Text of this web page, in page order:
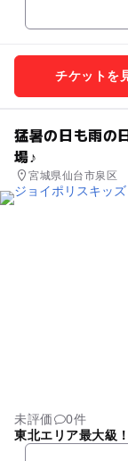
チケットを
猛暑の日も雨の
場♪
宮城県仙台市泉区
未評価
0件
東北エリア最大級